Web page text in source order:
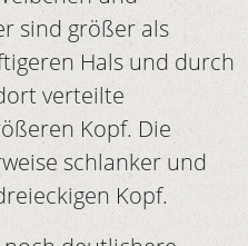
sind größer als
Hals und durch
verteilte
Kopf. Die
schlanker und
Kopf.